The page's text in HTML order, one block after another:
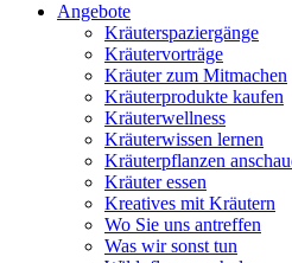
Angebote
Kräuterspaziergänge
Kräutervorträge
Kräuter zum Mitmachen
Kräuterprodukte kaufen
Kräuterwellness
Kräuterwissen lernen
Kräuterpflanzen
Kräuter essen
Kreatives mit Kräutern
Wo Sie uns antreffen
Was wir sonst tun